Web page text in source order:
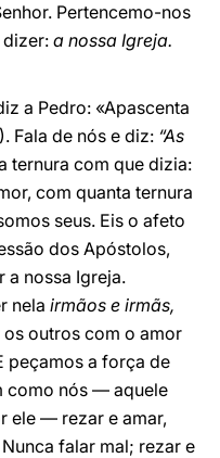
Pertencemo-nos
dizer: a nossa Igreja.
a Pedro: «Apascenta
Fala de nós e diz: “As
ternura com que dizia:
com quanta ternura
seus. Eis o afeto
dos Apóstolos,
a nossa Igreja.
nela irmãos e irmãs,
outros com o amor
peçamos a força de
como nós — aquele
ele — rezar e amar,
falar mal; rezar e